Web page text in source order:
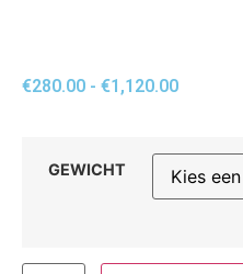
€280.00 - €1,120.00
GEWICHT